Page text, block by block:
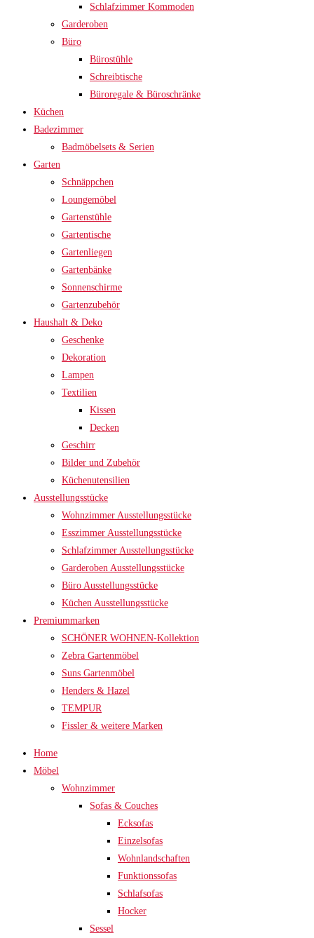
Schlafzimmer Kommoden
Garderoben
Büro
Bürostühle
Schreibtische
Büroregale & Büroschränke
Küchen
Badezimmer
Badmöbelsets & Serien
Garten
Schnäppchen
Loungemöbel
Gartenstühle
Gartentische
Gartenliegen
Gartenbänke
Sonnenschirme
Gartenzubehör
Haushalt & Deko
Geschenke
Dekoration
Lampen
Textilien
Kissen
Decken
Geschirr
Bilder und Zubehör
Küchenutensilien
Ausstellungsstücke
Wohnzimmer Ausstellungsstücke
Esszimmer Ausstellungsstücke
Schlafzimmer Ausstellungsstücke
Garderoben Ausstellungsstücke
Büro Ausstellungsstücke
Küchen Ausstellungsstücke
Premiummarken
SCHÖNER WOHNEN-Kollektion
Zebra Gartenmöbel
Suns Gartenmöbel
Henders & Hazel
TEMPUR
Fissler & weitere Marken
Home
Möbel
Wohnzimmer
Sofas & Couches
Ecksofas
Einzelsofas
Wohnlandschaften
Funktionssofas
Schlafsofas
Hocker
Sessel